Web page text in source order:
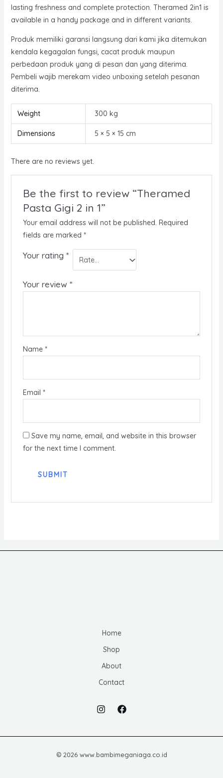
lasting freshness and complete protection. Theramed 2in1 is
available in a handy package and in different variants.
Produk memiliki garansi langsung dari kami jika ditemukan
kendala kegagalan fungsi, cacat produk maupun
perbedaan produk yang di pesan dan yang diterima.
Pembeli wajib merekam video unboxing setelah pesanan
diterima.
Weight 300 kg
Dimensions 5 × 5 × 15 cm
There are no reviews yet.
Be the first to review “Theramed
Pasta Gigi 2 in 1”
Your email address will not be published. Required
fields are marked *
Your rating *
Your review *
Name *
Email *
Save my name, email, and website in this browser
for the next time I comment.
Home
Shop
About
Contact
© 2026 www.bambimeganiaga.co.id